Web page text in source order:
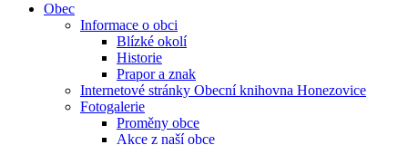
Obec
Informace o obci
Blízké okolí
Historie
Prapor a znak
Internetové stránky Obecní knihovna Honezovice
Fotogalerie
Proměny obce
Akce z naší obce